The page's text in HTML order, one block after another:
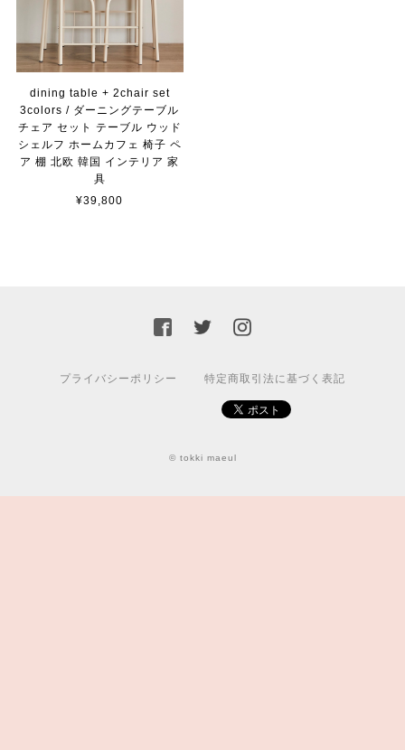
dining table + 2chair set
3colors / ダーニングテーブル
チェア セット テーブル ウッド
シェルフ ホームカフェ 椅子 ペ
ア 棚 北欧 韓国 インテリア 家
具
¥39,800
プライバシーポリシー 特定商取引法に基づく表記
© tokki maeul